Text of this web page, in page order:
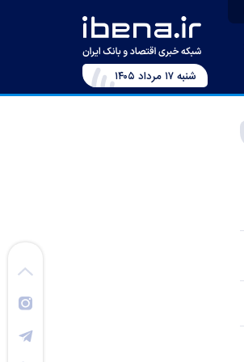
شنبه ۱۷ مرداد ۱۴۰۵